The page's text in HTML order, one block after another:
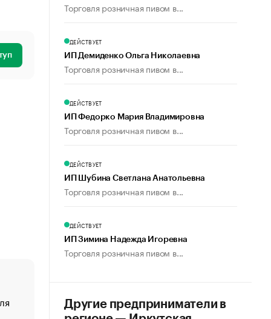
«От спорта тело стареет иначе». Как живет глава
создавшей GTA
Торговля розничная пивом в...
ДЕЙСТВУЕТ
ИП Демиденко Ольга Николаевна
Торговля розничная пивом в...
ДЕЙСТВУЕТ
ИП Федорко Мария Владимировна
Торговля розничная пивом в...
ДЕЙСТВУЕТ
ИП Шубина Светлана Анатольевна
Торговля розничная пивом в...
ДЕЙСТВУЕТ
ИП Зимина Надежда Игоревна
Торговля розничная пивом в...
Другие предприниматели в